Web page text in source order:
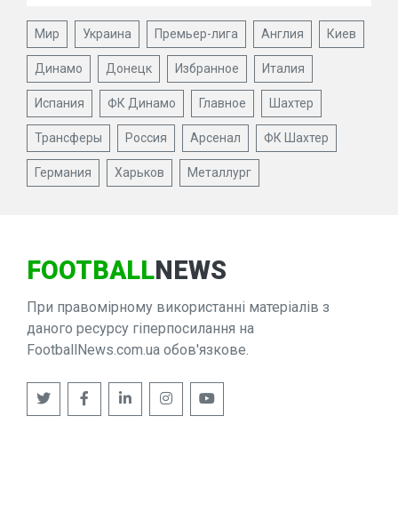
Мир Украина Премьер-лига Англия Киев
Динамо Донецк Избранное Италия
Испания ФК Динамо Главное Шахтер
Трансферы Россия Арсенал ФК Шахтер
Германия Харьков Металлург
FOOTBALLNEWS
При правомірному використанні матеріалів з
даного ресурсу гіперпосилання на
FootballNews.com.ua обов'язкове.